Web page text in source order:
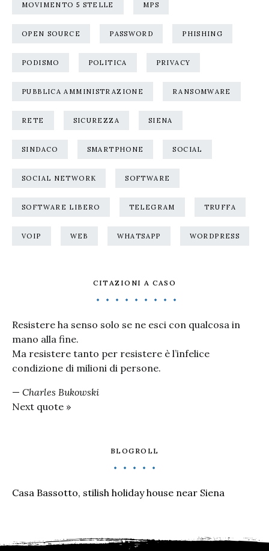
MOVIMENTO 5 STELLE MPS
OPEN SOURCE PASSWORD PHISHING
PODISMO POLITICA PRIVACY
PUBBLICA AMMINISTRAZIONE RANSOMWARE
RETE SICUREZZA SIENA
SINDACO SMARTPHONE SOCIAL
SOCIAL NETWORK SOFTWARE
SOFTWARE LIBERO TELEGRAM TRUFFA
VOIP WEB WHATSAPP WORDPRESS
CITAZIONI A CASO
Resistere ha senso solo se ne esci con qualcosa in
mano alla fine.
Ma resistere tanto per resistere è l’infelice
condizione di milioni di persone.
— Charles Bukowski
Next quote »
BLOGROLL
Casa Bassotto, stilish holiday house near Siena